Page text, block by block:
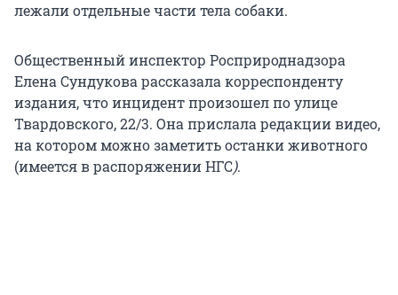
лежали отдельные части тела собаки.
Общественный инспектор Росприроднадзора
Елена Сундукова рассказала корреспонденту
издания, что инцидент произошел по улице
Твардовского, 22/3. Она прислала редакции видео,
на котором можно заметить останки животного
(имеется в распоряжении НГС).